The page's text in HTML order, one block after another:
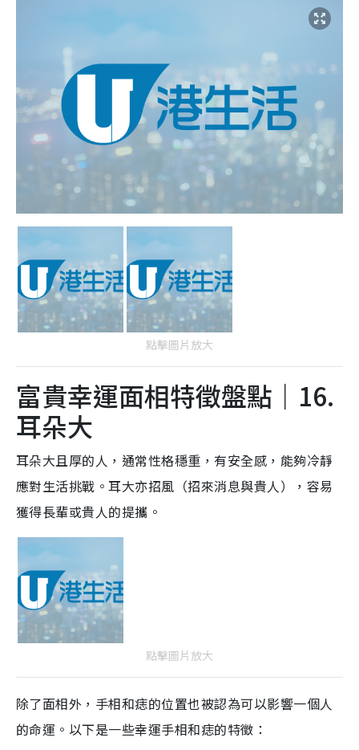
點擊圖片放大
富貴幸運面相特徵盤點｜16.
耳朵大
耳朵大且厚的人，通常性格穩重，有安全感，能夠冷靜
應對生活挑戰。耳大亦招風（招來消息與貴人），容易
獲得長輩或貴人的提攜。
點擊圖片放大
除了面相外，手相和痣的位置也被認為可以影響一個人
的命運。以下是一些幸運手相和痣的特徵：